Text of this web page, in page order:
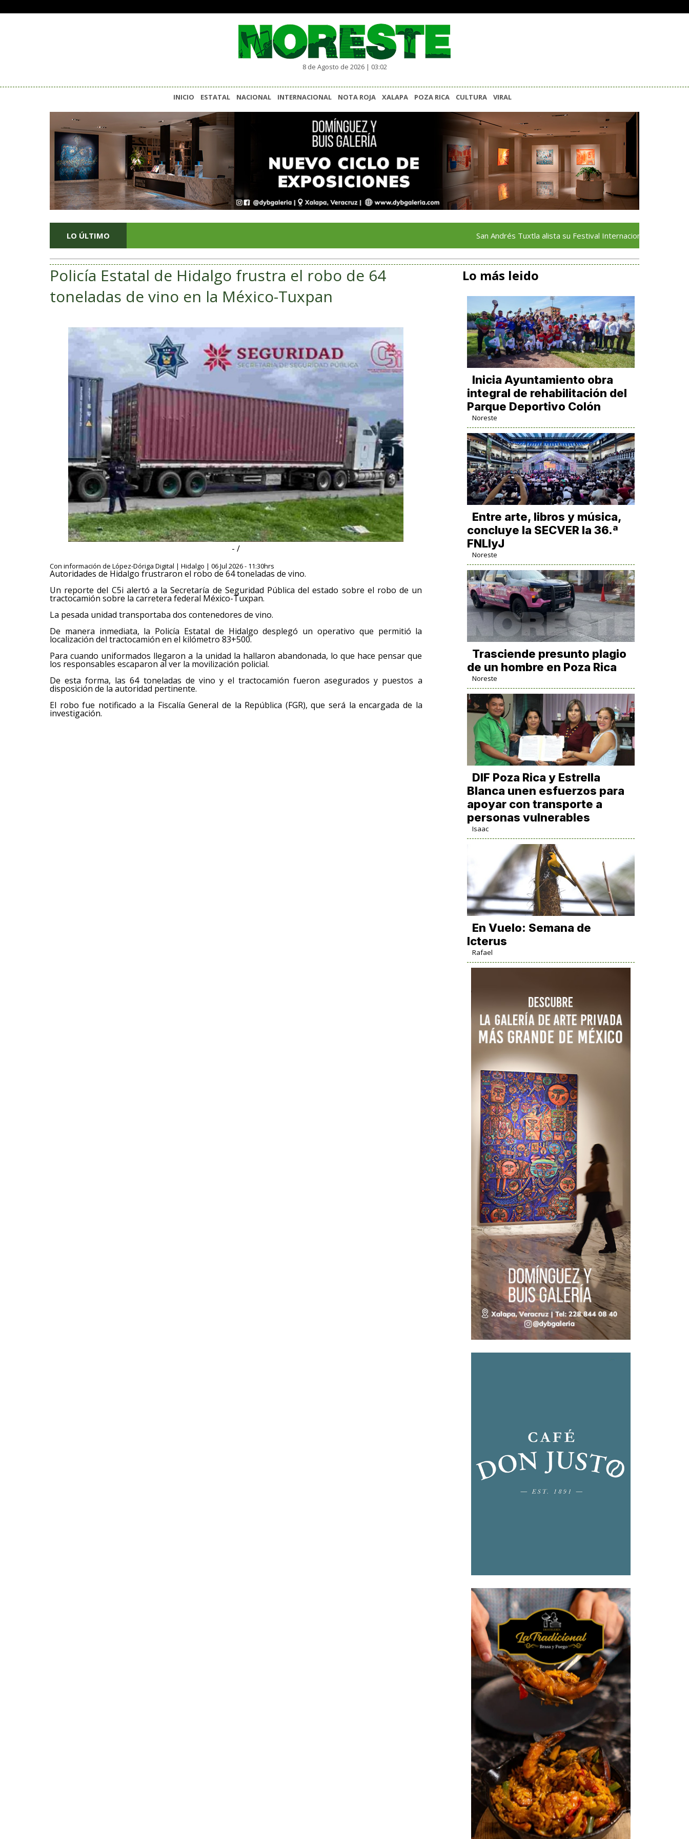
8 de Agosto de 2026 | 03:02
INICIO ESTATAL NACIONAL INTERNACIONAL NOTA ROJA XALAPA POZA RICA CULTURA VIRAL
LO ÚLTIMO San Andrés Tuxtla alista su Festival Internacional de Globos de Papel
Policía Estatal de Hidalgo frustra el robo de 64
toneladas de vino en la México-Tuxpan
- /
Con información de López-Dóriga Digital | Hidalgo | 06 Jul 2026 - 11:30hrs
Autoridades de Hidalgo frustraron el robo de 64 toneladas de vino.
Un reporte del C5i alertó a la Secretaría de Seguridad Pública del estado sobre el robo de un
tractocamión sobre la carretera federal México-Tuxpan.
La pesada unidad transportaba dos contenedores de vino.
De manera inmediata, la Policía Estatal de Hidalgo desplegó un operativo que permitió la
localización del tractocamión en el kilómetro 83+500.
Para cuando uniformados llegaron a la unidad la hallaron abandonada, lo que hace pensar que
los responsables escaparon al ver la movilización policial.
De esta forma, las 64 toneladas de vino y el tractocamión fueron asegurados y puestos a
disposición de la autoridad pertinente.
El robo fue notificado a la Fiscalía General de la República (FGR), que será la encargada de la
investigación.
Lo más leido
Inicia Ayuntamiento obra
integral de rehabilitación del
Parque Deportivo Colón
Noreste
Entre arte, libros y música,
concluye la SECVER la 36.ª
FNLIyJ
Noreste
Trasciende presunto plagio
de un hombre en Poza Rica
Noreste
DIF Poza Rica y Estrella
Blanca unen esfuerzos para
apoyar con transporte a
personas vulnerables
Isaac
En Vuelo: Semana de
Icterus
Rafael